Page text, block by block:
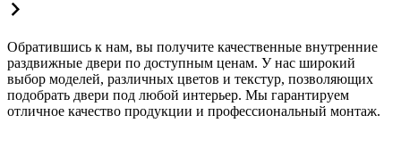
Обратившись к нам, вы получите качественные внутренние
раздвижные двери по доступным ценам. У нас широкий
выбор моделей, различных цветов и текстур, позволяющих
подобрать двери под любой интерьер. Мы гарантируем
отличное качество продукции и профессиональный монтаж.